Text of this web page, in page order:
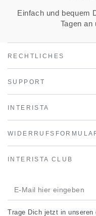
Einfach und bequem
Tagen
RECHTLICHES
SUPPORT
INTERISTA
INTERISTA CLUB
E-
Mail
Trage Dich jetzt in